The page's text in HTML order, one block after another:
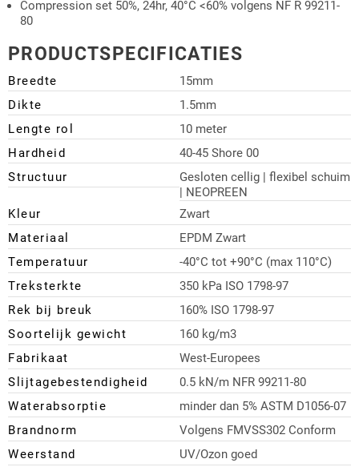
Compression set 50%, 24hr, 40°C <60% volgens NF R 99211-
80
PRODUCTSPECIFICATIES
Breedte
15mm
Dikte
1.5mm
Lengte rol
10 meter
Hardheid
40-45 Shore 00
Structuur
Gesloten cellig | flexibel schuim
| NEOPREEN
Kleur
Zwart
Materiaal
EPDM Zwart
Temperatuur
-40°C tot +90°C (max 110°C)
Treksterkte
350 kPa ISO 1798-97
Rek bij breuk
160% ISO 1798-97
Soortelijk gewicht
160 kg/m3
Fabrikaat
West-Europees
Slijtagebestendigheid
0.5 kN/m NFR 99211-80
Waterabsorptie
minder dan 5% ASTM D1056-07
Brandnorm
Volgens FMVSS302 Conform
Weerstand
UV/Ozon goed